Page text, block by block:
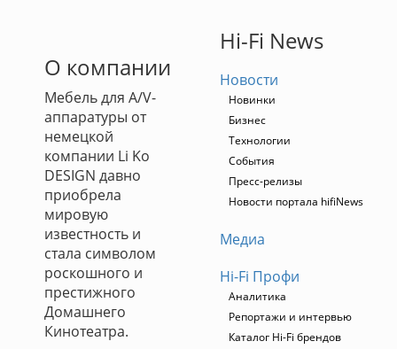
О компании
Мебель для A/V-
аппаратуры от
немецкой
компании Li Ko
DESIGN давно
приобрела
мировую
известность и
стала символом
роскошного и
престижного
Домашнего
Кинотеатра.
Hi-Fi News
Новости
Новинки
Бизнес
Технологии
События
Пресс-релизы
Новости портала hifiNews
Медиа
Hi-Fi Профи
Аналитика
Репортажи и интервью
Каталог Hi-Fi брендов